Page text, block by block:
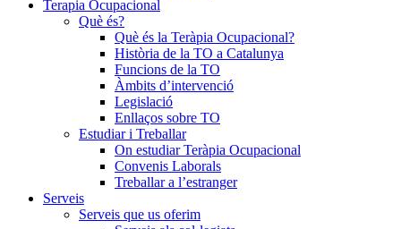
Terapia Ocupacional
Què és?
Què és la Teràpia Ocupacional?
Història de la TO a Catalunya
Funcions de la TO
Àmbits d’intervenció
Legislació
Enllaços sobre TO
Estudiar i Treballar
On estudiar Teràpia Ocupacional
Convenis Laborals
Treballar a l’estranger
Serveis
Serveis que us oferim